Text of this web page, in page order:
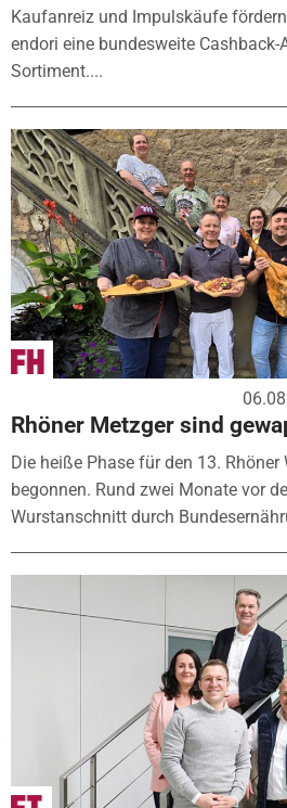
Kaufanreiz und Impulskäufe
endori eine bundesweite
Sortiment....
Rhöner Metzger sind
Die heiße Phase für den 13.
begonnen. Rund zwei Monate vor
Wurstanschnitt durch